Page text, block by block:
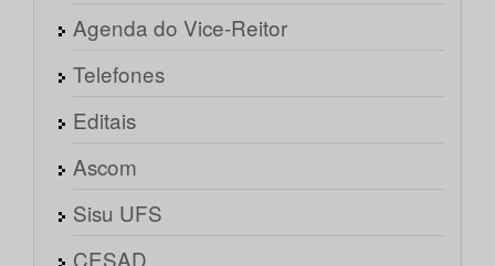
Agenda do Vice-Reitor
Telefones
Editais
Ascom
Sisu UFS
CESAD